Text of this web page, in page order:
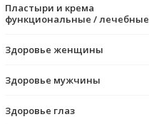
Пластыри и крема
функциональные / лечебные
Здоровье женщины
Здоровье мужчины
Здоровье глаз